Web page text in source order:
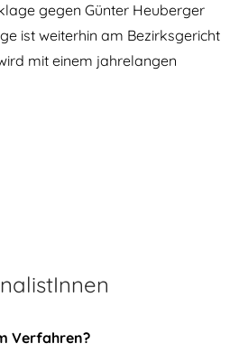
gegen Günter Heuberger
ist weiterhin am Bezirksgericht
mit einem jahrelangen
Verfahren?